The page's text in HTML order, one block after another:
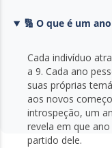
🔢 O que é um
Cada indivíduo
a 9. Cada ano
suas próprias
aos novos
introspeção, um
revela em que
partido dele.